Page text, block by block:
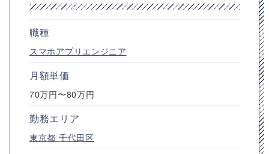
職種
スマホアプリエンジニア
月額単価
70万円〜80万円
勤務エリア
東京都 千代田区